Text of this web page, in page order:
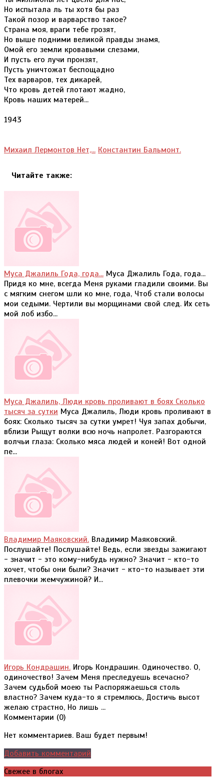
Но испытала ль ты хотя бы раз
Такой позор и варварство такое?
Страна моя, враги тебе грозят,
Но выше подними великой правды знамя,
Омой его земли кровавыми слезами,
И пусть его лучи пронзят,
Пусть уничтожат беспощадно
Тех варваров, тех дикарей,
Что кровь детей глотают жадно,
Кровь наших матерей...
1943
Михаил Лермонтов Нет,... Константин Бальмонт.
Читайте также:
Муса Джалиль Года, года... Муса Джалиль Года, года...
Придя ко мне, всегда Меня руками гладили своими. Вы
с мягким снегом шли ко мне, года, Чтоб стали волосы
мои седыми. Чертили вы морщинами свой след. Их сеть
мой лоб избо...
Муса Джалиль, Люди кровь проливают в боях Сколько
тысяч за сутки Муса Джалиль, Люди кровь проливают в
боях: Сколько тысяч за сутки умрет! Чуя запах добычи,
вблизи Рыщут волки всю ночь напролет. Разгораются
волчьи глаза: Сколько мяса людей и коней! Вот одной
пе...
Владимир Маяковский. Владимир Маяковский.
Послушайте! Послушайте! Ведь, если звезды зажигают
- значит - это кому-нибудь нужно? Значит - кто-то
хочет, чтобы они были? Значит - кто-то называет эти
плевочки жемчужиной? И...
Игорь Кондрашин. Игорь Кондрашин. Одиночество. О,
одиночество! Зачем Меня преследуешь всечасно?
Зачем судьбой моею ты Распоряжаешься столь
властно? Зачем куда-то я стремлюсь, Достичь высот
желаю страстно, Но лишь ...
Комментарии (0)
Нет комментариев. Ваш будет первым!
Добавить комментарий
Свежее в блогах